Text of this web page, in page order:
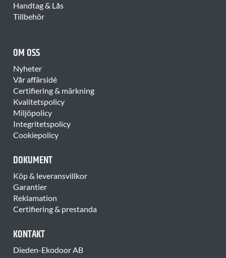
Handtag & Lås
Tillbehör
OM OSS
Nyheter
Vår affärsidé
Certifiering & märkning
Kvalitetspolicy
Miljöpolicy
Integritetspolicy
Cookiepolicy
DOKUMENT
Köp & leveransvillkor
Garantier
Reklamation
Certifiering & prestanda
KONTAKT
Dieden-Ekodoor AB